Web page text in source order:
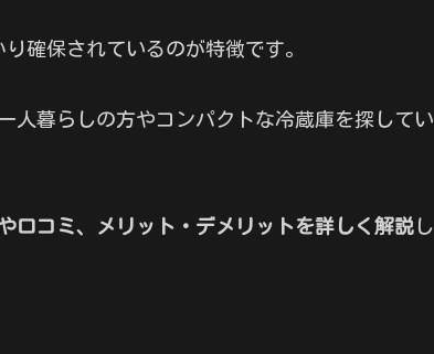
確保されているのが特徴です。
人暮らしの方やコンパクトな冷蔵庫を探してい
口コミ、メリット・デメリットを詳しく解説 し